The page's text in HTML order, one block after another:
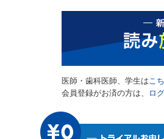
医師・歯科医師、学生はこ
会員登録がお済の方は、
ロ